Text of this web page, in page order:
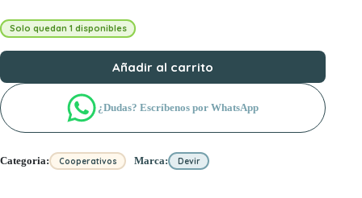
Solo quedan 1 disponibles
Añadir al carrito
¿Dudas? Escríbenos por WhatsApp
Categoria: Cooperativos Marca: Devir